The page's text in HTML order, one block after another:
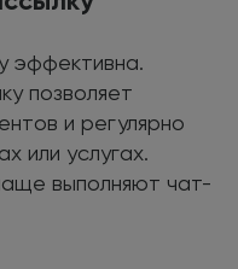
эффективна.
позволяет
и регулярно
или услугах.
выполняют чат-